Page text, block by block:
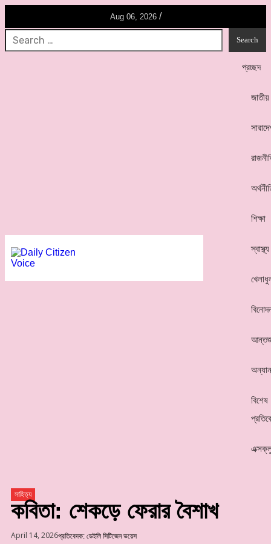
Aug 06, 2026 /
প্রচ্ছদ
জাতীয়
শিক্ষা
স্বাস্থ্য
বিশেষ
সাহিত্য
কবিতা: শেকড়ে ফেরার বৈশাখ
April 14, 2026প্রতিবেদক: ডেইলি সিটিজেন ভয়েস